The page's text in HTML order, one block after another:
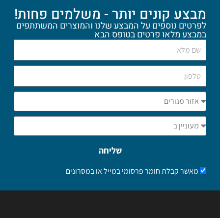
מבצע קונים יותר - משלמים פחות!
לפרטים נוספים על המבצע שלנו והמוצרים המשתתפים
במבצע מלאו פרטים בטופס הבא
מאשר קבלת חומר פרסומי במייל או במסרונים
שליחה